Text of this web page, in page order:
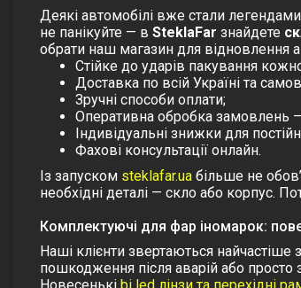
Деякі автомобілі вже стали
не панікуйте — в SteklaFar знайдете
обрати наш магазин для відновлення
Стійке до ударів пакування
Доставка по всій Україні та
Зручні способи оплати;
Оперативна обробка замовлень
Індивідуальні знижки для
Фахові консультації онлайн.
Із запуском steklafar.ua більше не
необхідні деталі — скло або корпус.
Комплектуючі для фар іномарок:
Наші клієнти звертаються
пошкодження після аварій або